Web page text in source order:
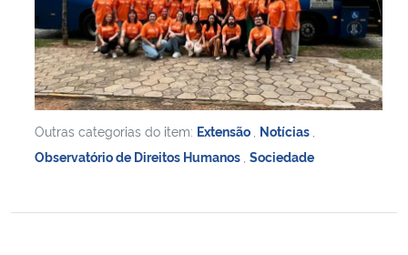
Outras categorias do item: Extensão Notícias
Observatório de Direitos Humanos Sociedade